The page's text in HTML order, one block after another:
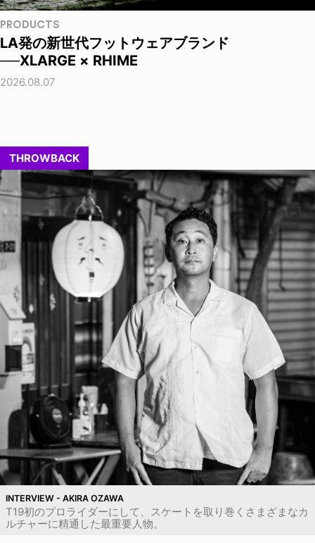
PRODUCTS
LA発の新世代フットウェアブランド
──XLARGE × RHIME
2026.08.07
THROWBACK
INTERVIEW - AKIRA OZAWA
T19初のプロライダーにして、スケートを取り巻くさまざまなカ
ルチャーに精通した最重要人物。